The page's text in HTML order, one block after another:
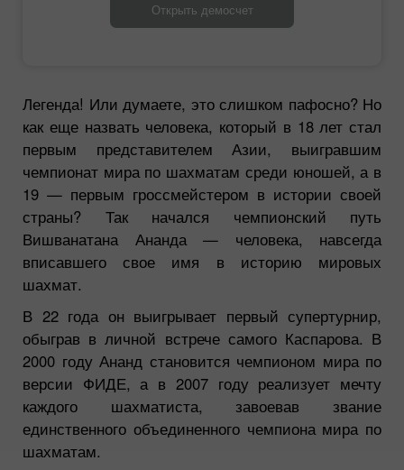
Открыть демосчет
Легенда! Или думаете, это слишком пафосно? Но
как еще назвать человека, который в 18 лет стал
первым представителем Азии, выигравшим
чемпионат мира по шахматам среди юношей, а в
19 — первым гроссмейстером в истории своей
страны? Так начался чемпионский путь
Вишванатана Ананда — человека, навсегда
вписавшего свое имя в историю мировых
шахмат.
В 22 года он выигрывает первый супертурнир,
обыграв в личной встрече самого Каспарова. В
2000 году Ананд становится чемпионом мира по
версии ФИДЕ, а в 2007 году реализует мечту
каждого шахматиста, завоевав звание
единственного объединенного чемпиона мира по
шахматам.